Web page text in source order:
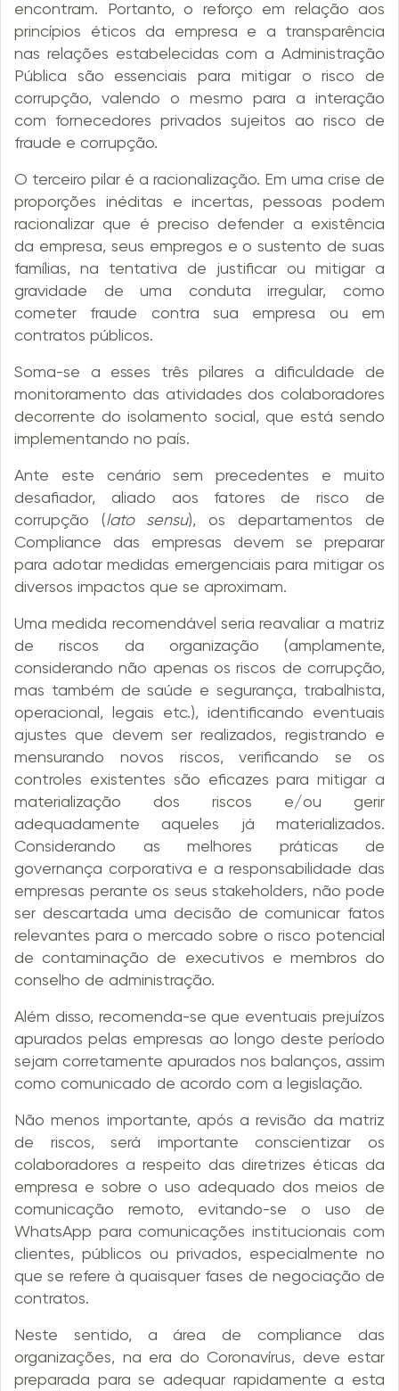
encontram. Portanto, o reforço em relação aos
princípios éticos da empresa e a transparência
nas relações estabelecidas com a Administração
Pública são essenciais para mitigar o risco de
corrupção, valendo o mesmo para a interação
com fornecedores privados sujeitos ao risco de
fraude e corrupção.
O terceiro pilar é a racionalização. Em uma crise de
proporções inéditas e incertas, pessoas podem
racionalizar que é preciso defender a existência
da empresa, seus empregos e o sustento de suas
famílias, na tentativa de justificar ou mitigar a
gravidade de uma conduta irregular, como
cometer fraude contra sua empresa ou em
contratos públicos.
Soma-se a esses três pilares a dificuldade de
monitoramento das atividades dos colaboradores
decorrente do isolamento social, que está sendo
implementando no país.
Ante este cenário sem precedentes e muito
desafiador, aliado aos fatores de risco de
corrupção (lato sensu), os departamentos de
Compliance das empresas devem se preparar
para adotar medidas emergenciais para mitigar os
diversos impactos que se aproximam.
Uma medida recomendável seria reavaliar a matriz
de riscos da organização (amplamente,
considerando não apenas os riscos de corrupção,
mas também de saúde e segurança, trabalhista,
operacional, legais etc.), identificando eventuais
ajustes que devem ser realizados, registrando e
mensurando novos riscos, verificando se os
controles existentes são eficazes para mitigar a
materialização dos riscos e/ou gerir
adequadamente aqueles já materializados.
Considerando as melhores práticas de
governança corporativa e a responsabilidade das
empresas perante os seus stakeholders, não pode
ser descartada uma decisão de comunicar fatos
relevantes para o mercado sobre o risco potencial
de contaminação de executivos e membros do
conselho de administração.
Além disso, recomenda-se que eventuais prejuízos
apurados pelas empresas ao longo deste período
sejam corretamente apurados nos balanços, assim
como comunicado de acordo com a legislação.
Não menos importante, após a revisão da matriz
de riscos, será importante conscientizar os
colaboradores a respeito das diretrizes éticas da
empresa e sobre o uso adequado dos meios de
comunicação remoto, evitando-se o uso de
WhatsApp para comunicações institucionais com
clientes, públicos ou privados, especialmente no
que se refere à quaisquer fases de negociação de
contratos.
Neste sentido, a área de compliance das
organizações, na era do Coronavírus, deve estar
preparada para se adequar rapidamente a esta